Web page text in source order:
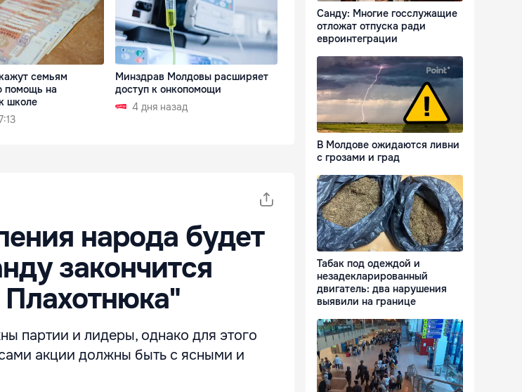
семьям
помощь на
школе
Минздрав Молдовы расширяет
доступ к онкопомощи
4 дня назад
народа будет
закончится
Плахотнюка"
партии и лидеры, однако для этого
акции должны быть с ясными и
Санду: Многие госслужащие
отложат отпуска ради
евроинтеграции
В Молдове ожидаются ливни
с грозами и град
Табак под одеждой и
незадекларированный
двигатель: два нарушения
выявили на границе